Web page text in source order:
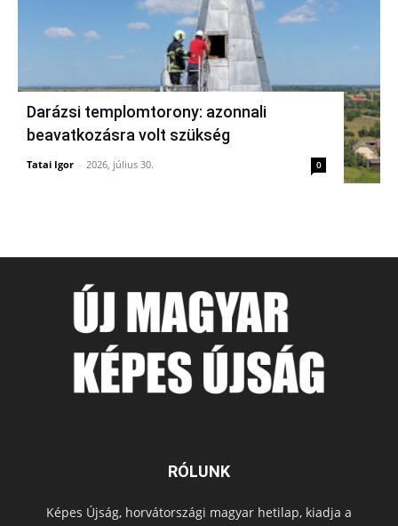
Darázsi templomtorony: azonnali
beavatkozásra volt szükség
Tatai Igor - 2026, július 30. 0
RÓLUNK
Képes Újság, horvátországi magyar hetilap, kiadja a